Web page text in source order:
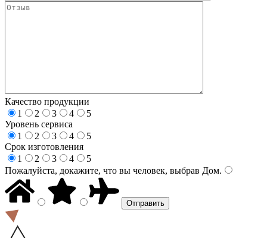
Качество продукции
1
2 3 4
5
Уровень сервиса
1
2 3 4
5
Срок изготовления
1
2 3 4
5
Пожалуйста, докажите, что вы человек, выбрав Дом.